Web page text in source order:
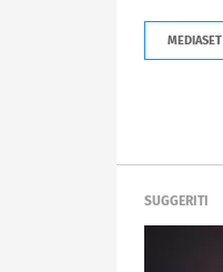
MEDIASET
SUGGERITI